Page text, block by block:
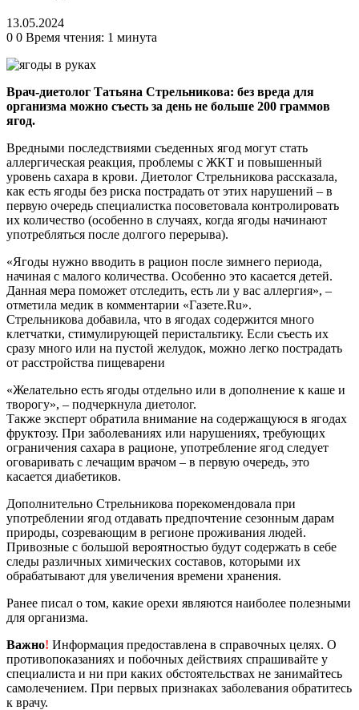
13.05.2024
0 0 Время чтения: 1 минута
Врач-диетолог Татьяна Стрельникова: без вреда для
организма можно съесть за день не больше 200 граммов
ягод.
Вредными последствиями съеденных ягод могут стать
аллергическая реакция, проблемы с ЖКТ и повышенный
уровень сахара в крови. Диетолог Стрельникова рассказала,
как есть ягоды без риска пострадать от этих нарушений – в
первую очередь специалистка посоветовала контролировать
их количество (особенно в случаях, когда ягоды начинают
употребляться после долгого перерыва).
«Ягоды нужно вводить в рацион после зимнего периода,
начиная с малого количества. Особенно это касается детей.
Данная мера поможет отследить, есть ли у вас аллергия», –
отметила медик в комментарии «Газете.Ru».
Стрельникова добавила, что в ягодах содержится много
клетчатки, стимулирующей перистальтику. Если съесть их
сразу много или на пустой желудок, можно легко пострадать
от расстройства пищеварени
«Желательно есть ягоды отдельно или в дополнение к каше и
творогу», – подчеркнула диетолог.
Также эксперт обратила внимание на содержащуюся в ягодах
фруктозу. При заболеваниях или нарушениях, требующих
ограничения сахара в рационе, употребление ягод следует
оговаривать с лечащим врачом – в первую очередь, это
касается диабетиков.
Дополнительно Стрельникова порекомендовала при
употреблении ягод отдавать предпочтение сезонным дарам
природы, созревающим в регионе проживания людей.
Привозные с большой вероятностью будут содержать в себе
следы различных химических составов, которыми их
обрабатывают для увеличения времени хранения.
Ранее писал о том, какие орехи являются наиболее полезными
для организма.
Важно! Информация предоставлена в справочных целях. О
противопоказаниях и побочных действиях спрашивайте у
специалиста и ни при каких обстоятельствах не занимайтесь
самолечением. При первых признаках заболевания обратитесь
к врачу.